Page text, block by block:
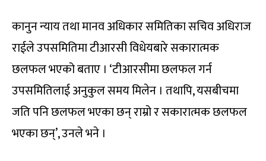
कानुन न्याय तथा मानव अधिकार समितिका सचिव अधिराज
राईले उपसमितिमा टीआरसी विधेयबारे सकारात्मक
छलफल भएको बताए । ‘टीआरसीमा छलफल गर्न
उपसमितिलाई अनुकुल समय मिलेन । तथापि, यसबीचमा
जति पनि छलफल भएका छन् राम्रो र सकारात्मक छलफल
भएका छन्’, उनले भने ।